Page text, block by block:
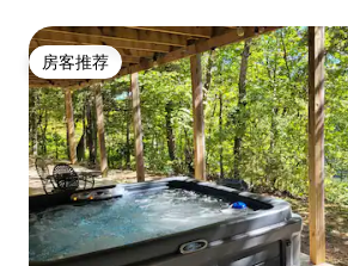
房客推荐
房客推荐